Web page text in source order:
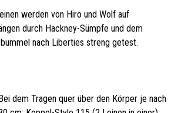
werden von Hiro und Wolf auf
durch Hackney-Sümpfe und dem
nach Liberties streng getest.
dem Tragen quer über den Körper je nach